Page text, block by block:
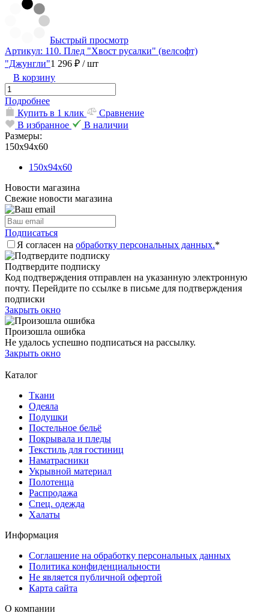
Быстрый просмотр
Артикул: 110. Плед "Хвост русалки" (велсофт)
"Джунгли"1 296 ₽ / шт
В корзину
Подробнее
Купить в 1 клик
Сравнение
В избранное
В наличии
Размеры:
150х94х60
150х94х60
Новости магазина
Свежие новости магазина
Подписаться
Я согласен на обработку персональных данных.*
Подтвердите подписку
Код подтверждения отправлен на указанную электронную
почту. Перейдите по ссылке в письме для подтверждения
подписки
Закрыть окно
Произошла ошибка
Не удалось успешно подписаться на рассылку.
Закрыть окно
Каталог
Ткани
Одеяла
Подушки
Постельное бельё
Покрывала и пледы
Текстиль для гостиниц
Наматрасники
Укрывной материал
Полотенца
Распродажа
Спец. одежда
Халаты
Информация
Соглашение на обработку персональных данных
Политика конфиденциальности
Не является публичной офертой
Карта сайта
О компании